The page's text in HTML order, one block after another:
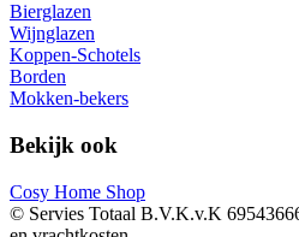
Bierglazen
Wijnglazen
Koppen-Schotels
Borden
Mokken-bekers
Bekijk ook
Cosy Home Shop
© Servies Totaal B.V.K.v.K